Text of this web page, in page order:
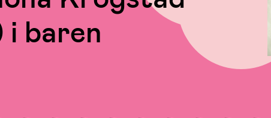
i baren